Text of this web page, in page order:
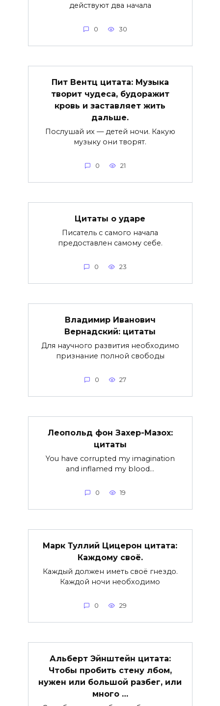
действуют два начала
0 30
Пит Вентц цитата: Музыка
творит чудеса, будоражит
кровь и заставляет жить
дальше.
Послушай их — детей ночи. Какую
музыку они творят.
0 21
Цитаты о ударе
Писатель с самого начала
предоставлен самому себе.
0 23
Владимир Иванович
Вернадский: цитаты
Для научного развития необходимо
признание полной свободы
0 27
Леопольд фон Захер-Мазох:
цитаты
You have corrupted my imagination
and inflamed my blood…
0 19
Марк Туллий Цицерон цитата:
Каждому своё.
Каждый должен иметь своё гнездо.
Каждой ночи необходимо
0 29
Альберт Эйнштейн цитата:
Чтобы пробить стену лбом,
нужен или большой разбег, или
много …